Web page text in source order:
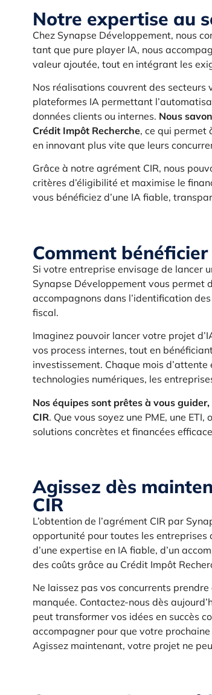
Notre expertise au
Chez Synapse Développement, nous
tant que pure player IA, nous
valeur ajoutée, tout en intégrant les
Nos réalisations couvrent des secteurs
plateformes IA permettant
données clients ou internes. Nous
Crédit Impôt Recherche, ce qui permet
en innovant plus vite que leurs
Grâce à notre agrément CIR, nous
critères d’éligibilité et maximise le
vous bénéficiez d’une IA fiable,
Comment
Si votre entreprise envisage de lancer
Synapse Développement vous permet
accompagnons dans l’identification
fiscal.
Imaginez pouvoir lancer votre projet
vos process internes, tout en
investissement. Chaque mois
technologies numériques, les
Nos équipes sont prêtes à vous
CIR. Que vous soyez une PME, une
solutions concrètes et financées
Agissez dès
CIR
L’obtention de l’agrément CIR par
opportunité pour toutes les entreprises
d’une expertise en IA fiable, d’un
des coûts grâce au Crédit Impôt
Ne laissez pas vos concurrents
manquée. Contactez-nous dès
peut transformer vos idées en succès
accompagner pour que votre
Agissez maintenant, votre projet ne